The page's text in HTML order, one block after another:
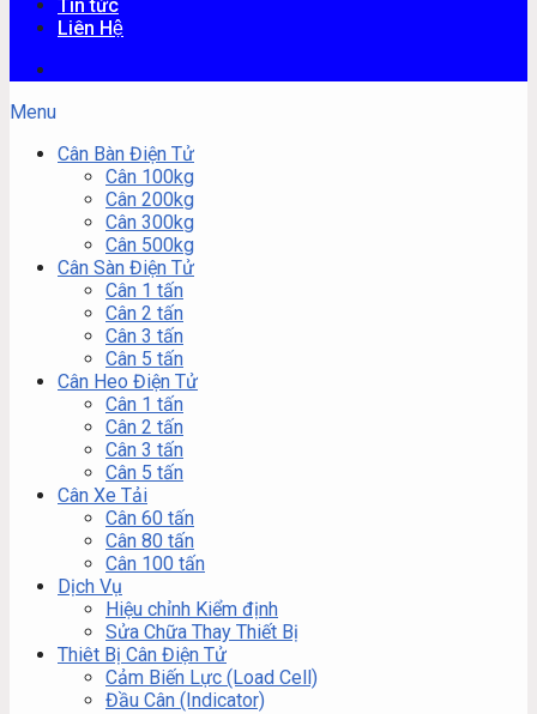
Tin tức
Liên Hệ
Menu
Cân Bàn Điện Tử
Cân 100kg
Cân 200kg
Cân 300kg
Cân 500kg
Cân Sàn Điện Tử
Cân 1 tấn
Cân 2 tấn
Cân 3 tấn
Cân 5 tấn
Cân Heo Điện Tử
Cân 1 tấn
Cân 2 tấn
Cân 3 tấn
Cân 5 tấn
Cân Xe Tải
Cân 60 tấn
Cân 80 tấn
Cân 100 tấn
Dịch Vụ
Hiệu chỉnh Kiểm định
Sửa Chữa Thay Thiết Bị
Thiêt Bị Cân Điện Tử
Cảm Biến Lực (Load Cell)
Đầu Cân (Indicator)